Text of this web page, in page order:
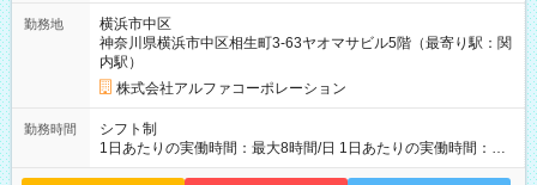
勤務地
横浜市中区
神奈川県横浜市中区相生町3-63ヤオマサビル5階（最寄り駅：関
内駅）
株式会社アルファコーポレーション
勤務時間
シフト制
1日あたりの実働時間：最大8時間/日 1日あたりの実働時間：
7~8時間 シフト例 ・10時00分～18時00分 ・10時00分～19時00